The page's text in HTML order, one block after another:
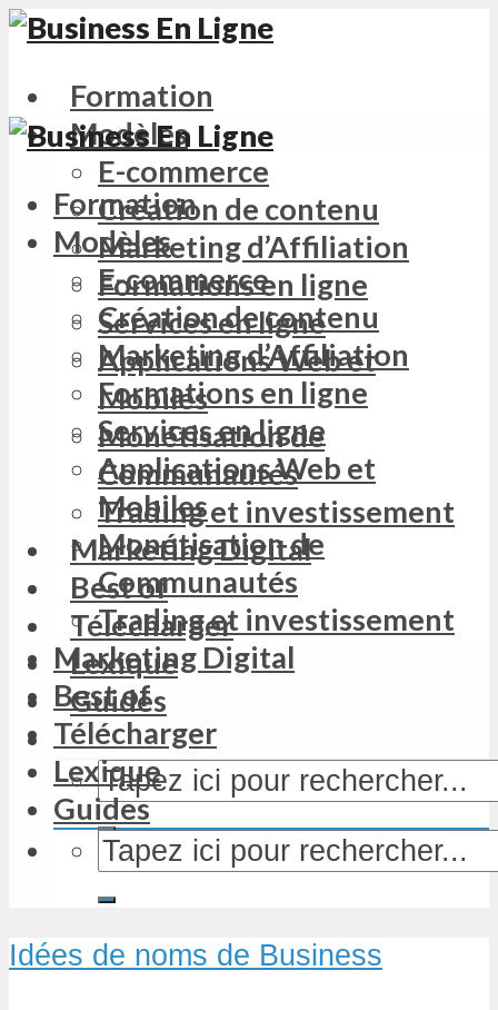
Formation
Modèles
E-commerce
Création de contenu
Marketing d’Affiliation
Formations en ligne
Services en ligne
Applications Web et
Mobiles
Monétisation de
Communautés
Trading et investissement
Marketing Digital
Best of
Télécharger
Lexique
Guides
Formation
Modèles
E-commerce
Création de contenu
Marketing d’Affiliation
Formations en ligne
Services en ligne
Applications Web et
Mobiles
Monétisation de
Communautés
Trading et investissement
Marketing Digital
Best of
Télécharger
Lexique
Guides
Idées de noms de Business